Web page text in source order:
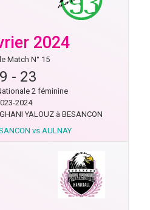
2024
Match N° 15
- 23
2 féminine
2024
YALOUZ à BESANCON
vs AULNAY